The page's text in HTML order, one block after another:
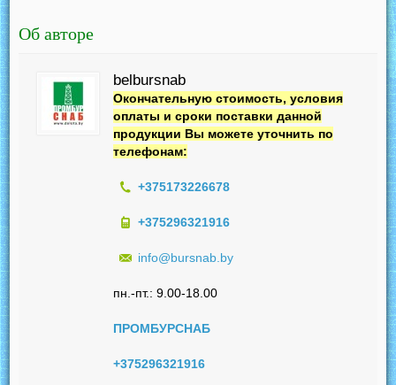
Об авторе
belbursnab
Окончательную стоимость, условия
оплаты и сроки поставки данной
продукции Вы можете уточнить по
телефонам:
+375173226678
+375296321916
info@bursnab.by
пн.-пт.: 9.00-18.00
ПРОМБУРСНАБ
+375296321916